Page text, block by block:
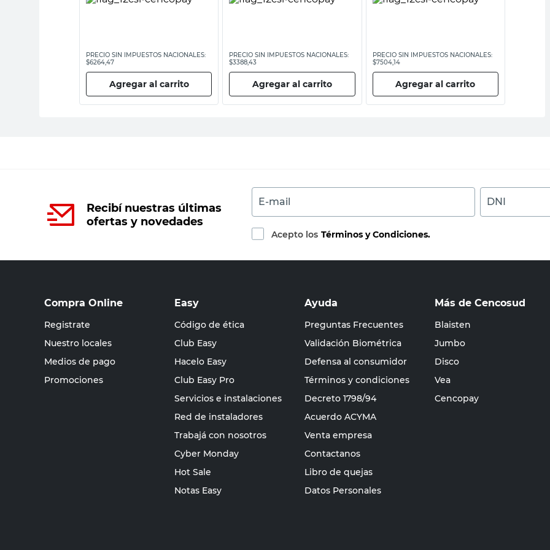
PRECIO SIN IMPUESTOS NACIONALES:
$6264,47
Agregar al carrito
PRECIO SIN IMPUESTOS NACIONALES:
$3388,43
Agregar al carrito
PRECIO SIN IMPUESTOS NACIONALES:
$7504,14
Agregar al carrito
Recibí nuestras últimas
ofertas y novedades
E-mail DNI
Acepto los Términos y Condiciones.
Compra Online
Registrate
Nuestro locales
Medios de pago
Promociones
Easy
Código de ética
Club Easy
Hacelo Easy
Club Easy Pro
Servicios e instalaciones
Red de instaladores
Trabajá con nosotros
Cyber Monday
Hot Sale
Notas Easy
Ayuda
Preguntas Frecuentes
Validación Biométrica
Defensa al consumidor
Términos y condiciones
Decreto 1798/94
Acuerdo ACYMA
Venta empresa
Contactanos
Libro de quejas
Datos Personales
Más de Cencosud
Blaisten
Jumbo
Disco
Vea
Cencopay